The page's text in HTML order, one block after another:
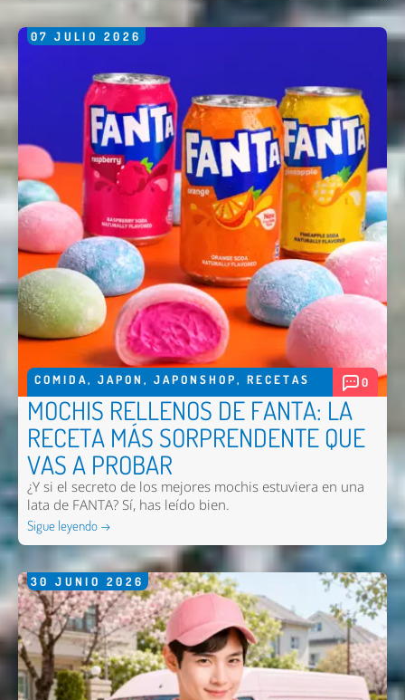
07 JULIO 2026
COMIDA, JAPON , JAPONSHOP, RECETAS 0
MOCHIS RELLENOS DE FANTA: LA
RECETA MÁS SORPRENDENTE QUE
VAS A PROBAR
¿Y si el secreto de los mejores mochis estuviera en una
lata de FANTA? Sí, has leído bien.
Sigue leyendo →
30 JUNIO 2026